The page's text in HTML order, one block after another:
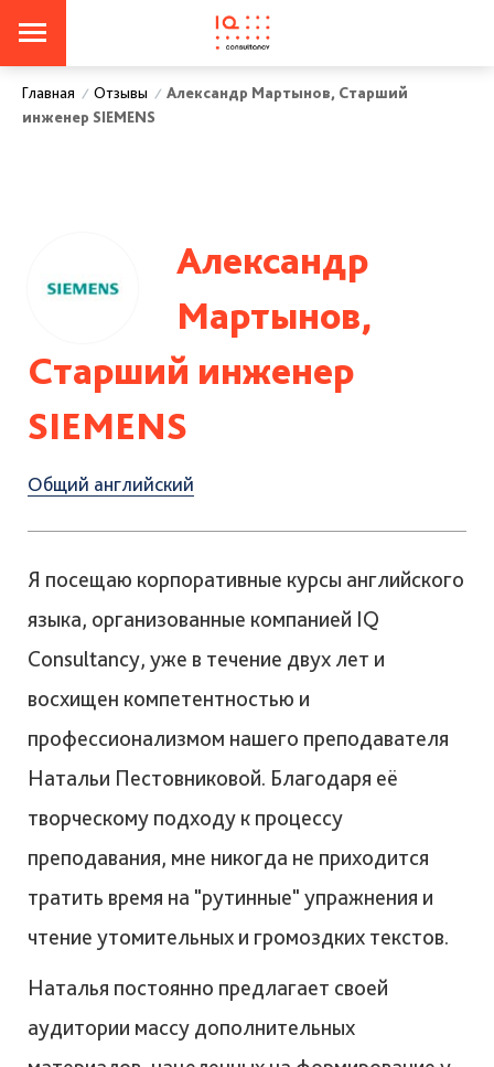
Главная / Отзывы / Александр Мартынов, Старший
инженер SIEMENS
Александр
Мартынов,
Старший инженер
SIEMENS
Общий английский
Я посещаю корпоративные курсы английского
языка, организованные компанией IQ
Consultancy, уже в течение двух лет и
восхищен компетентностью и
профессионализмом нашего преподавателя
Натальи Пестовниковой. Благодаря её
творческому подходу к процессу
преподавания, мне никогда не приходится
тратить время на "рутинные" упражнения и
чтение утомительных и громоздких текстов.
Наталья постоянно предлагает своей
аудитории массу дополнительных